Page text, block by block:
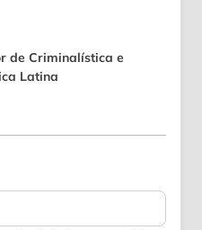
de Criminalística e
Latina